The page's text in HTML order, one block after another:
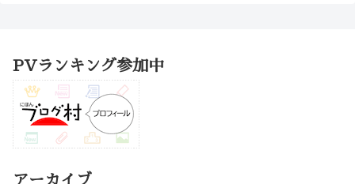
PVランキング参加中
アーカイブ